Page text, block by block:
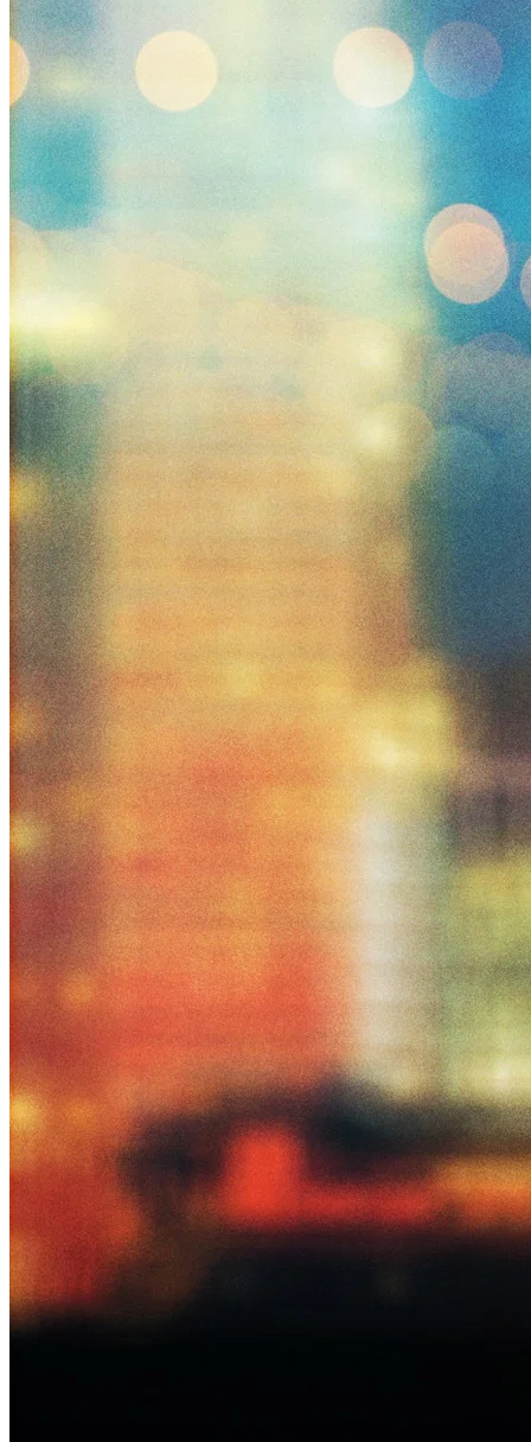
Streaming
Plataformas
Escolha uma plataforma e explore o catálogo completo
Netflix
4.882+ títulos